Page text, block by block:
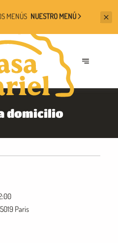
MENÚS NUESTRO MENÚ
domicilio
Paris